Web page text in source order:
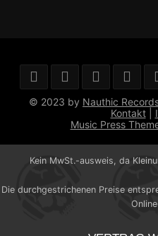
© 2023 by Nauthic
Kontakt|
Music Press
Kein MwSt.-ausweis, da
Die durchgestrichenen Preise